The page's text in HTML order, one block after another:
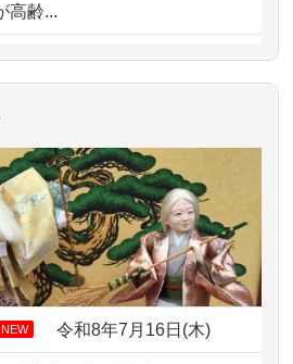
ある人形達を、ちゃんと供養
かったので。
でいない実家の片付けを始め
が丘店を見守ってくれてあり
高齢...
養・処分をお願いできます
セットを供養・処分したいの
内裏様だ...
みの後、供養祭までお人形は
？
NEW 令和8年7月16日(木)